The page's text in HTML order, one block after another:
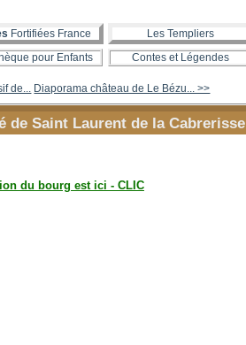
Fortifiées France Les Templiers
pour Enfants Contes et Légendes
de... Diaporama château de Le Bézu... >>
de Saint Laurent de la Cabrerisse
du bourg est ici - CLIC